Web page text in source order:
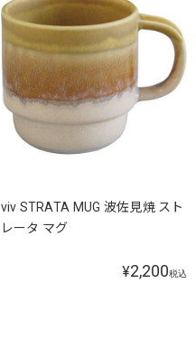
viv STRATA MUG 波佐見焼 スト
レータ マグ
¥2,200税込